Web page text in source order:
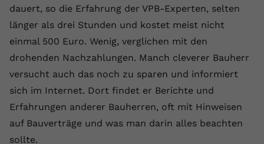
dauert, so die Erfahrung der VPB-Experten, selten
länger als drei Stunden und kostet meist nicht
einmal 500 Euro. Wenig, verglichen mit den
drohenden Nachzahlungen. Manch cleverer Bauherr
versucht auch das noch zu sparen und informiert
sich im Internet. Dort findet er Berichte und
Erfahrungen anderer Bauherren, oft mit Hinweisen
auf Bauverträge und was man darin alles beachten
sollte.